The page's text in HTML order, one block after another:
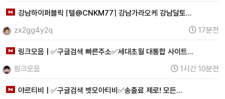
강남하이퍼블릭 ⌈텔@CNKM77⌉ 강남가라오케 강남달토…
zx2gg4y2q
17분전
링크모음 | ✅구글검색 빠른주소✅세대초월 대통합 사이트…
링크모음
1시간 10분전
야르티비 | ✅구글검색 벳모아티비✅송출료 제로! 모든…